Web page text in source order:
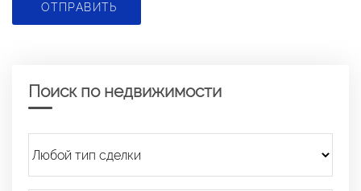
ОТПРАВИТЬ
Поиск по недвижимости